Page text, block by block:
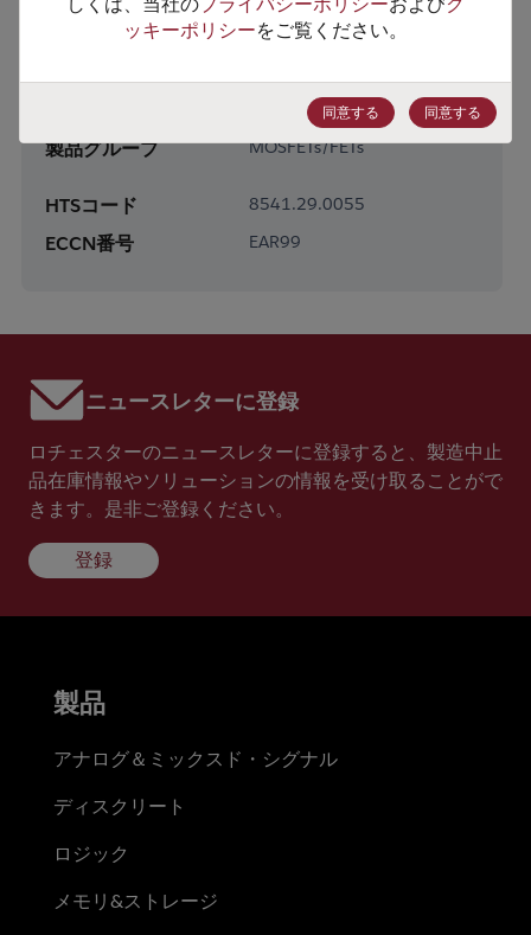
梱包数 800
Transistor
製品グループ MOSFETs/FETs
HTSコード 8541.29.0055
ECCN番号 EAR99
ニュースレターに登録
ロチェスターのニュースレターに登録すると、製造中止
品在庫情報やソリューションの情報を受け取ることがで
きます。是非ご登録ください。
登録
ッキーポリシーをご覧ください。
同意する 同意する
製品
アナログ＆ミックスド・シグナル
ディスクリート
ロジック
メモリ&ストレージ